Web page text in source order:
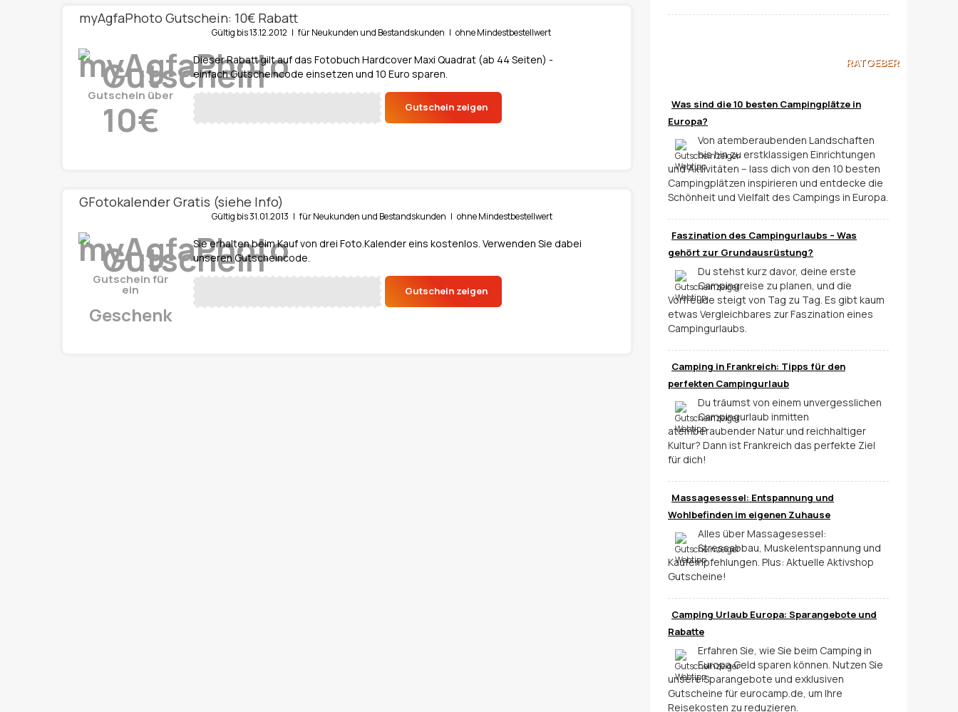
myAgfaPhoto Gutschein: 10€ Rabatt
Gültig bis 13.12.2012 | für Neukunden und Bestandskunden | ohne Mindestbestellwert
Gutschein über
10€
Dieser Rabatt gilt auf das Fotobuch Hardcover Maxi Quadrat (ab 44 Seiten) -
einfach Gutscheincode einsetzen und 10 Euro sparen.
Gutschein zeigen
GFotokalender Gratis (siehe Info)
Gültig bis 31.01.2013 | für Neukunden und Bestandskunden | ohne Mindestbestellwert
Gutschein für
ein
Geschenk
Sie erhalten beim Kauf von drei Foto.Kalender eins kostenlos. Verwenden Sie dabei
unseren Gutscheincode.
Gutschein zeigen
RATGEBER
Was sind die 10 besten Campingplätze in
Europa?
Von atemberaubenden Landschaften
bis hin zu erstklassigen Einrichtungen
und Aktivitäten – lass dich von den 10 besten
Campingplätzen inspirieren und entdecke die
Schönheit und Vielfalt des Campings in Europa.
Faszination des Campingurlaubs – Was
gehört zur Grundausrüstung?
Du stehst kurz davor, deine erste
Campingreise zu planen, und die
Vorfreude steigt von Tag zu Tag. Es gibt kaum
etwas Vergleichbares zur Faszination eines
Campingurlaubs.
Camping in Frankreich: Tipps für den
perfekten Campingurlaub
Du träumst von einem unvergesslichen
Campingurlaub inmitten
atemberaubender Natur und reichhaltiger
Kultur? Dann ist Frankreich das perfekte Ziel
für dich!
Massagesessel: Entspannung und
Wohlbefinden im eigenen Zuhause
Alles über Massagesessel:
Stressabbau, Muskelentspannung und
Kaufempfehlungen. Plus: Aktuelle Aktivshop
Gutscheine!
Camping Urlaub Europa: Sparangebote und
Rabatte
Erfahren Sie, wie Sie beim Camping in
Europa Geld sparen können. Nutzen Sie
unsere Sparangebote und exklusiven
Gutscheine für eurocamp.de, um Ihre
Reisekosten zu reduzieren.